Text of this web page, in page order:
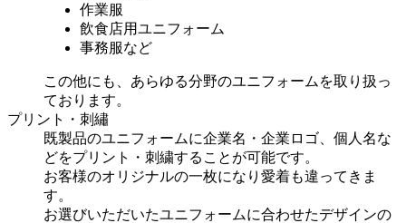
作業服
飲食店用ユニフォーム
事務服など
この他にも、あらゆる分野のユニフォームを取り扱っ
ております。
プリント・刺繡
既製品のユニフォームに企業名・企業ロゴ、個人名な
どをプリント・刺繍することが可能です。
お客様のオリジナルの一枚になり愛着も違ってきま
す。
お選びいただいたユニフォームに合わせたデザインの